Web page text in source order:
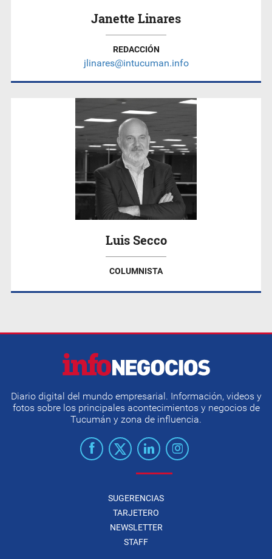
Janette Linares
REDACCIÓN
jlinares@intucuman.info
Luis Secco
COLUMNISTA
Diario digital del mundo empresarial. Información, videos y
fotos sobre los principales acontecimientos y negocios de
Tucumán y zona de influencia.
SUGERENCIAS
TARJETERO
NEWSLETTER
STAFF